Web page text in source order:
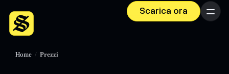
Scarica ora Menu
Home / Prezzi